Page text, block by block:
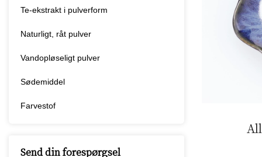
Te-ekstrakt i pulverform
Naturligt, råt pulver
Vandopløseligt pulver
Sødemiddel
Farvestof
Send din forespørgsel